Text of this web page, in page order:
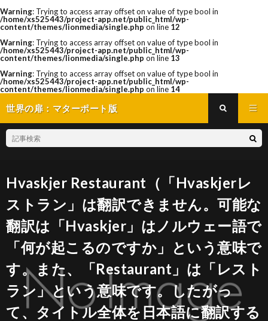
Warning: Trying to access array offset on value of type bool in
/home/xs525443/project-app.net/public_html/wp-
content/themes/lionmedia/single.php on line 12
Warning: Trying to access array offset on value of type bool in
/home/xs525443/project-app.net/public_html/wp-
content/themes/lionmedia/single.php on line 13
Warning: Trying to access array offset on value of type bool in
/home/xs525443/project-app.net/public_html/wp-
content/themes/lionmedia/single.php on line 14
世界の扉：マターポート版
Hvaskjer Restaurant（「Hvaskjerレ
ストラン」は翻訳できません。可能な
翻訳は「Hvaskjer」はノルウェー語で
「何が起こるのですか」という意味で
す。また、「Restaurant」は「レスト
ラン」という意味です。したがっ
て、タイトル全体を日本語に翻訳する